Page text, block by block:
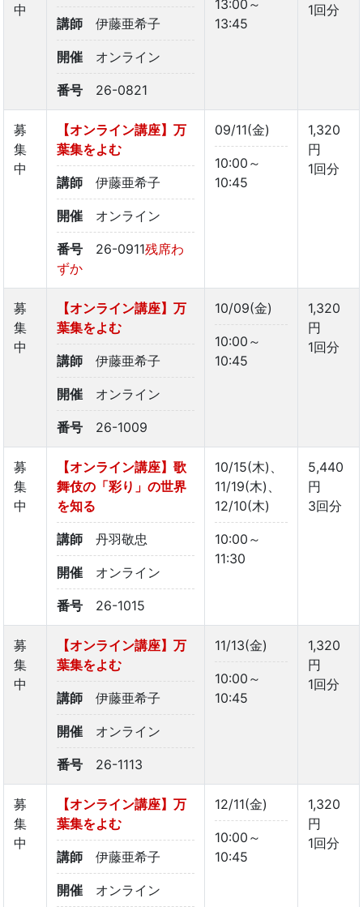
中
講師
伊藤亜希子
開催 オンライン
番号 26-0821
13:00～
13:45
1回分
募
集
中
【オンライン講座】万
葉集をよむ
講師 伊藤亜希子
開催 オンライン
番号 26-0911残席わ
ずか
09/11(金)
10:00～
10:45
1,320
円
1回分
募
集
中
【オンライン講座】万
葉集をよむ
講師 伊藤亜希子
開催 オンライン
番号 26-1009
10/09(金)
10:00～
10:45
1,320
円
1回分
募
集
中
【オンライン講座】歌
舞伎の「彩り」の世界
を知る
講師 丹羽敬忠
開催 オンライン
番号 26-1015
10/15(木)、
11/19(木)、
12/10(木)
10:00～
11:30
5,440
円
3回分
募
集
中
【オンライン講座】万
葉集をよむ
講師 伊藤亜希子
開催 オンライン
番号 26-1113
11/13(金)
10:00～
10:45
1,320
円
1回分
募
集
中
【オンライン講座】万
葉集をよむ
講師 伊藤亜希子
開催 オンライン
12/11(金)
10:00～
10:45
1,320
円
1回分